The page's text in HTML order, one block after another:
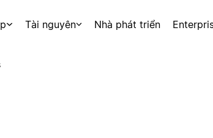
Tài nguyên Nhà phát triển